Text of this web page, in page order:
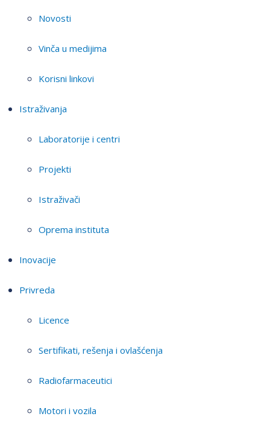
Novosti
Vinča u medijima
Korisni linkovi
Istraživanja
Laboratorije i centri
Projekti
Istraživači
Oprema instituta
Inovacije
Privreda
Licence
Sertifikati, rešenja i ovlašćenja
Radiofarmaceutici
Motori i vozila